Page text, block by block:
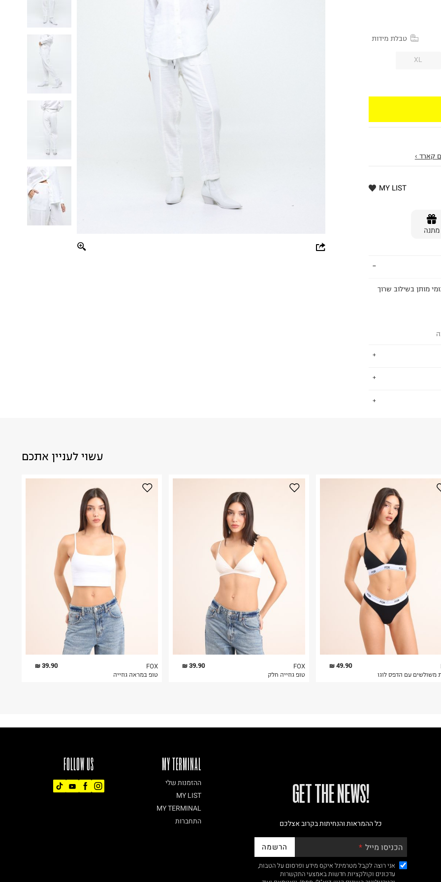
טבלת מידות
XL
קארד ›
MY LIST
מתנה
למכנסיים גומי מותן בשילוב שרוך
על גבי החבילה
באתר בלבד
בלבד. לא ניתן
עשוי לעניין אתכם
39.90 ₪
FOX
טופ במראה גוזייה
39.90 ₪
FOX
טופ גוזייה חלק
49.90 ₪
משולשים עם הדפס לוגו
FOLLOW US MY TERMINAL
ההזמנות שלי
MY LIST
MY TERMINAL
התחברות
!GET THE NEWS
כל ההמראות והנחיתות בקרוב אצלכם
הכניסו מייל הרשמה
אני רוצה לקבל מטרמינל איקס מידע ופרסום על הטבות,
עדכונים וקולקציות חדשות באמצעי התקשרות